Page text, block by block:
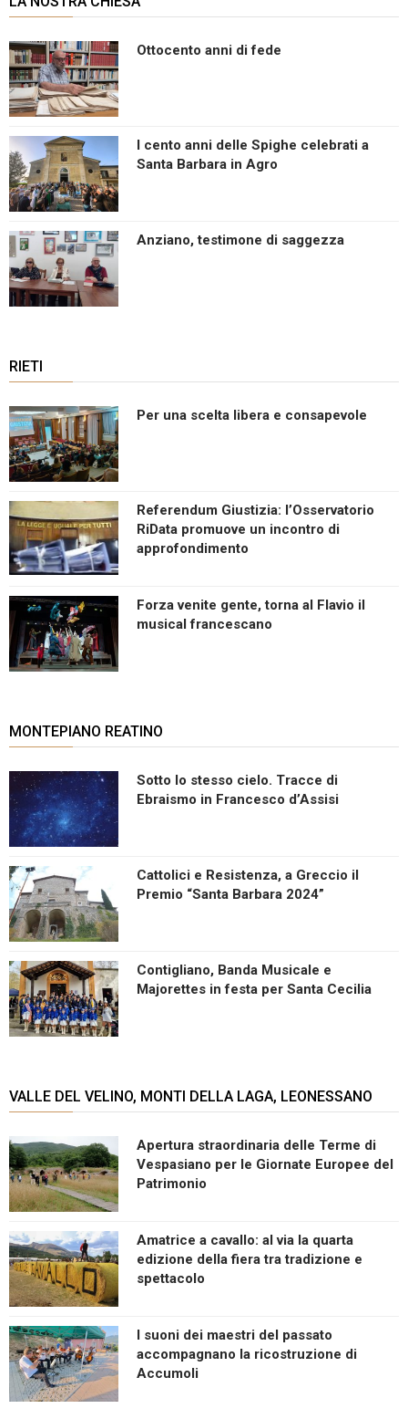
Ottocento anni di fede
I cento anni delle Spighe celebrati a
Santa Barbara in Agro
Anziano, testimone di saggezza
RIETI
Per una scelta libera e consapevole
Referendum Giustizia: l’Osservatorio
RiData promuove un incontro di
approfondimento
Forza venite gente, torna al Flavio il
musical francescano
MONTEPIANO REATINO
Sotto lo stesso cielo. Tracce di
Ebraismo in Francesco d’Assisi
Cattolici e Resistenza, a Greccio il
Premio “Santa Barbara 2024”
Contigliano, Banda Musicale e
Majorettes in festa per Santa Cecilia
VALLE DEL VELINO, MONTI DELLA LAGA, LEONESSANO
Apertura straordinaria delle Terme di
Vespasiano per le Giornate Europee del
Patrimonio
Amatrice a cavallo: al via la quarta
edizione della fiera tra tradizione e
spettacolo
I suoni dei maestri del passato
accompagnano la ricostruzione di
Accumoli